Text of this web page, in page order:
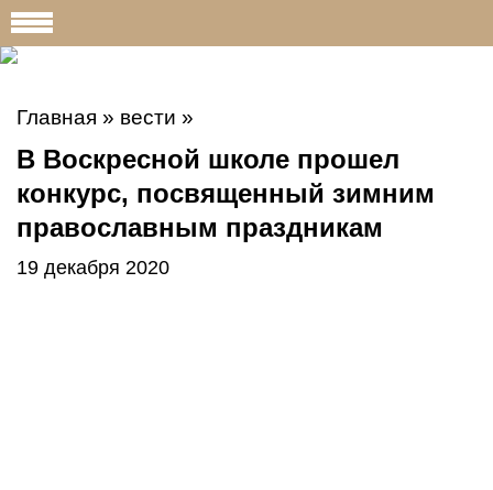
Главная » вести »
В Воскресной школе прошел
конкурс, посвященный зимним
православным праздникам
19 декабря 2020